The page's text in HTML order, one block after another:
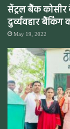
सेंट्रल बैंक कोसीर
दुर्व्यवहार बैंकिंग
May 19, 2022